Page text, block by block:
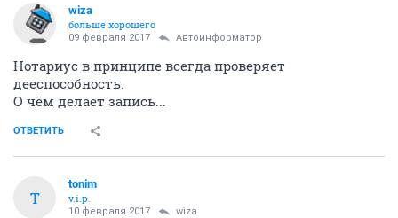
wiza
больше хорошего
09 февраля 2017 Автоинформатор
Нотариус в принципе всегда проверяет
дееспособность.
О чём делает запись...
ОТВЕТИТЬ
T
tonim
v.i.p.
10 февраля 2017 wiza